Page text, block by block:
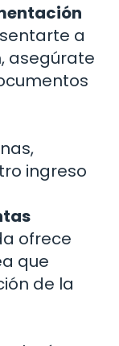
a
asegúrate
ingreso
ofrece
que
de la